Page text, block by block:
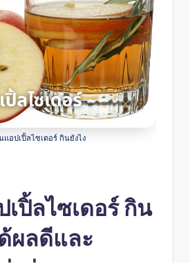
แอปเปิ้ลไซเดอร์ กินยังไง
ปิ้ลไซเดอร์ กิน
ผลดีและ